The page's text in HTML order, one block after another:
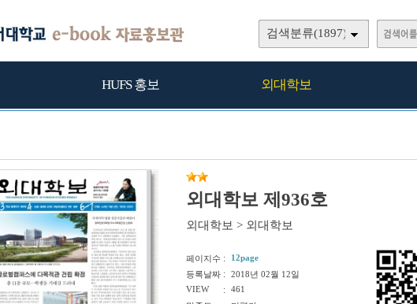
검색분류(1897)
HUFS 홍보 외대학보
외대학보 제936호
외대학보 > 외대학보
페이지수 :
12page
등록날짜 :
2018년 02월 12일
VIEW
:
461